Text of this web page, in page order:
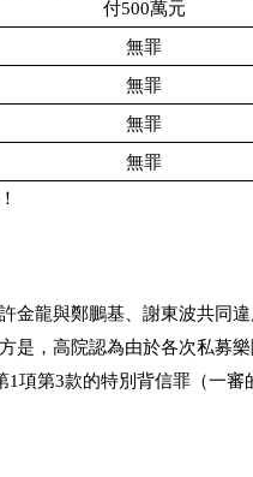
付500萬元
無罪
無罪
無罪
無罪
金龍與鄭鵬基、謝東波共同違
是，高院認為由於各次私募
項第3款的特別背信罪（一審